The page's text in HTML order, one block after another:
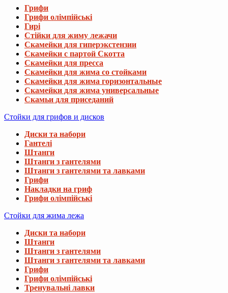
Грифи
Грифи олімпійські
Гирі
Стійки для жиму лежачи
Скамейки для гиперэкстензии
Скамейки с партой Скотта
Скамейки для пресса
Скамейки для жима со стойками
Скамейки для жима горизонтальные
Скамейки для жима универсальные
Скамьи для приседаний
Стойки для грифов и дисков
Диски та набори
Гантелі
Штанги
Штанги з гантелями
Штанги з гантелями та лавками
Грифи
Накладки на гриф
Грифи олімпійські
Стойки для жима лежа
Диски та набори
Штанги
Штанги з гантелями
Штанги з гантелями та лавками
Грифи
Грифи олімпійські
Тренувальні лавки